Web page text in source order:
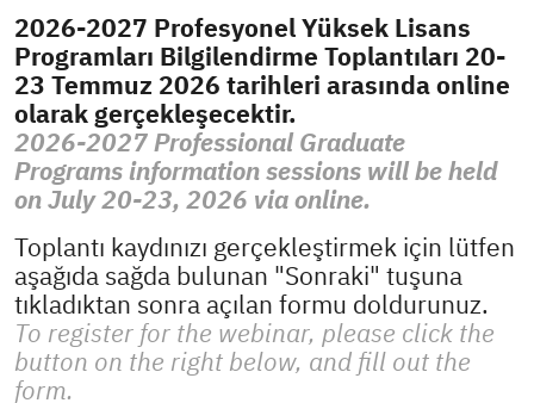
2026-2027 Profesyonel Yüksek Lisans
Programları Bilgilendirme Toplantıları 20-
23 Temmuz 2026 tarihleri arasında online
olarak gerçekleşecektir.
2026-2027 Professional Graduate
Programs information sessions will be held
on July 20-23, 2026 via online.
Toplantı kaydınızı gerçekleştirmek için lütfen
aşağıda sağda bulunan "Sonraki" tuşuna
tıkladıktan sonra açılan formu doldurunuz.
To register for the webinar, please click the
button on the right below, and fill out the
form.